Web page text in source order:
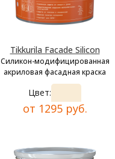
Tikkurila Facade Silicon
Силикон-модифицированная
акриловая фасадная краска
Цвет:
от 1295 руб.